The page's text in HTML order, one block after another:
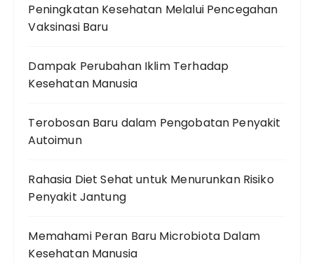
Peningkatan Kesehatan Melalui Pencegahan
Vaksinasi Baru
Dampak Perubahan Iklim Terhadap
Kesehatan Manusia
Terobosan Baru dalam Pengobatan Penyakit
Autoimun
Rahasia Diet Sehat untuk Menurunkan Risiko
Penyakit Jantung
Memahami Peran Baru Microbiota Dalam
Kesehatan Manusia